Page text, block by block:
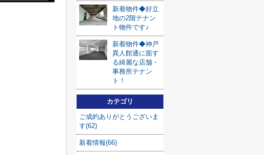
新着物件◆好立
地の2階テナン
ト物件です♪
新着物件◆神戸
異人館通に面す
る綺麗な店舗・
事務所テナン
ト！
カテゴリ
ご成約ありがとうございま
す(62)
新着情報(66)